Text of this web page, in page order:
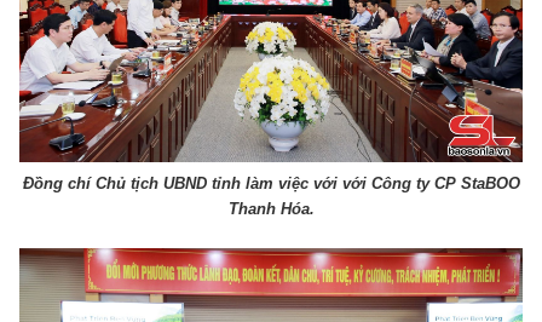
Đồng chí Chủ tịch UBND tỉnh làm việc với với Công ty CP StaBOO
Thanh Hóa.